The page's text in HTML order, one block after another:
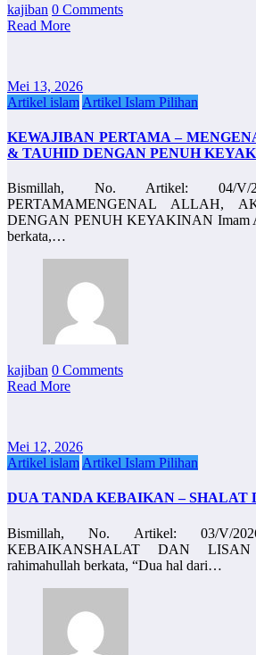
kajiban 0 Comments
Read More
Mei 13, 2026
Artikel islam Artikel Islam Pilihan
KEWAJIBAN PERTAMA –
& TAUHID DENGAN PENUH
Bismillah, No. Artikel: 04/V/
PERTAMAMENGENAL ALLAH,
DENGAN PENUH KEYAKINAN Imam
berkata,…
kajiban 0 Comments
Read More
Mei 12, 2026
Artikel islam Artikel Islam Pilihan
DUA TANDA KEBAIKAN – SHALAT
Bismillah, No. Artikel: 03/V/
KEBAIKANSHALAT DAN
rahimahullah berkata, “Dua hal dari…